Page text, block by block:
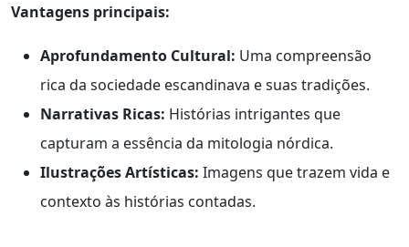
Vantagens principais:
Aprofundamento Cultural: Uma compreensão
rica da sociedade escandinava e suas tradições.
Narrativas Ricas: Histórias intrigantes que
capturam a essência da mitologia nórdica.
Ilustrações Artísticas: Imagens que trazem vida e
contexto às histórias contadas.